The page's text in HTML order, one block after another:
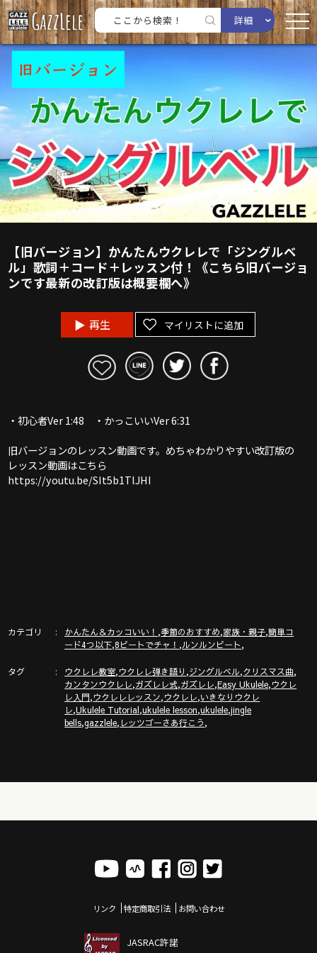
詳細
【旧バージョン】かんたんウクレレで「ジングルベ
ル」歌詞＋コード＋レッスン付！《こちら旧バージョ
ンです最新の改訂版は概要欄へ》
再生 マイリストに追加
・初心者Ver 1:48 ・かっこいいVer 6:31
旧バージョンのレッスン動画です。めちゃわかりやすい改訂版の
レッスン動画はこちら
https://youtu.be/SIt5b1TlJHI
カテゴリ かんたん＆カッコいい！ ,季節のおすすめ,家族・親子,簡単コ
ード4つ以下,8ビートでチャ！ ,ルンルンビート,
タグ ウクレレ教室,ウクレレ弾き語り ,ジングルベル,クリスマス曲,
カンタンウクレレ,ガズレレ式,ガズレレ,Easy Ukulele,ウクレ
レ入門,ウクレレレッスン,ウクレレ,いきなりウクレ
レ,Ukulele Tutorial,ukulele lesson,ukulele,jingle
bells,gazzlele, レッツゴーさあ行こう,
リンク 特定商取引法 お問い合わせ
JASRAC許諾